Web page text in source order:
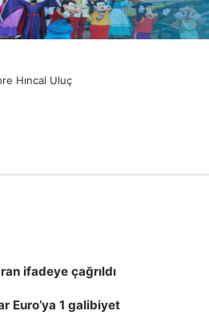
Hıncal Uluç
ifadeye çağrıldı
Euro’ya 1 galibiyet